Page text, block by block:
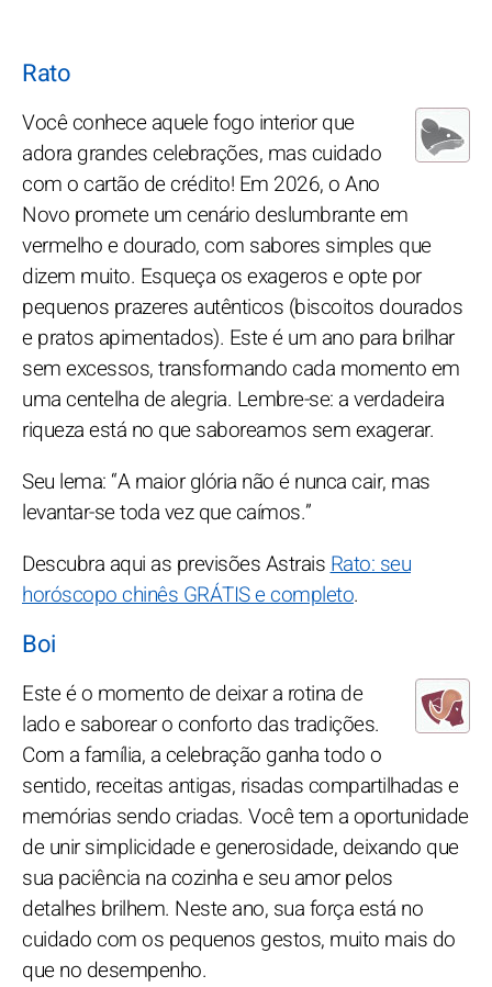
Rato
Você conhece aquele fogo interior que
adora grandes celebrações, mas cuidado
com o cartão de crédito! Em 2026, o Ano
Novo promete um cenário deslumbrante em
vermelho e dourado, com sabores simples que
dizem muito. Esqueça os exageros e opte por
pequenos prazeres autênticos (biscoitos dourados
e pratos apimentados). Este é um ano para brilhar
sem excessos, transformando cada momento em
uma centelha de alegria. Lembre-se: a verdadeira
riqueza está no que saboreamos sem exagerar.
Seu lema: “A maior glória não é nunca cair, mas
levantar-se toda vez que caímos.”
Descubra aqui as previsões Astrais Rato: seu
horóscopo chinês GRÁTIS e completo.
Boi
Este é o momento de deixar a rotina de
lado e saborear o conforto das tradições.
Com a família, a celebração ganha todo o
sentido, receitas antigas, risadas compartilhadas e
memórias sendo criadas. Você tem a oportunidade
de unir simplicidade e generosidade, deixando que
sua paciência na cozinha e seu amor pelos
detalhes brilhem. Neste ano, sua força está no
cuidado com os pequenos gestos, muito mais do
que no desempenho.